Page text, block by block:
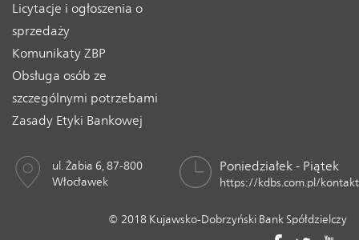
Licytacje i ogłoszenia o
sprzedaży
Komunikaty ZBP
Obsługa osób ze
szczególnymi potrzebami
Zasady Etyki Bankowej
ul. Żabia 6, 87-800
Włocławek
Poniedziałek - Piątek
https://kdbs.com.pl/
© 2018 Kujawsko-Dobrzyński Bank Spółdzielczy